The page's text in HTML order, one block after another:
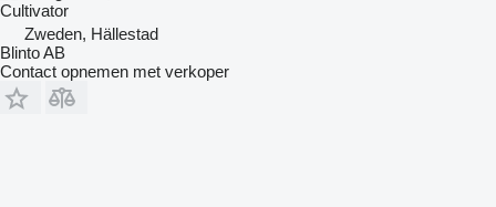
Cultivator
Zweden, Hällestad
Blinto AB
Contact opnemen met verkoper